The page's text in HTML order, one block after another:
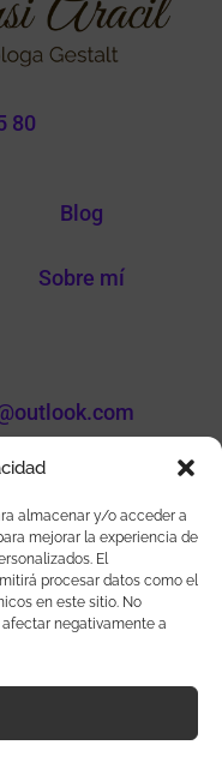
almacenar y/o acceder a
mejorar la experiencia de
El
procesar datos como el
en este sitio. No
negativamente a
80
Blog
Sobre mí
redes